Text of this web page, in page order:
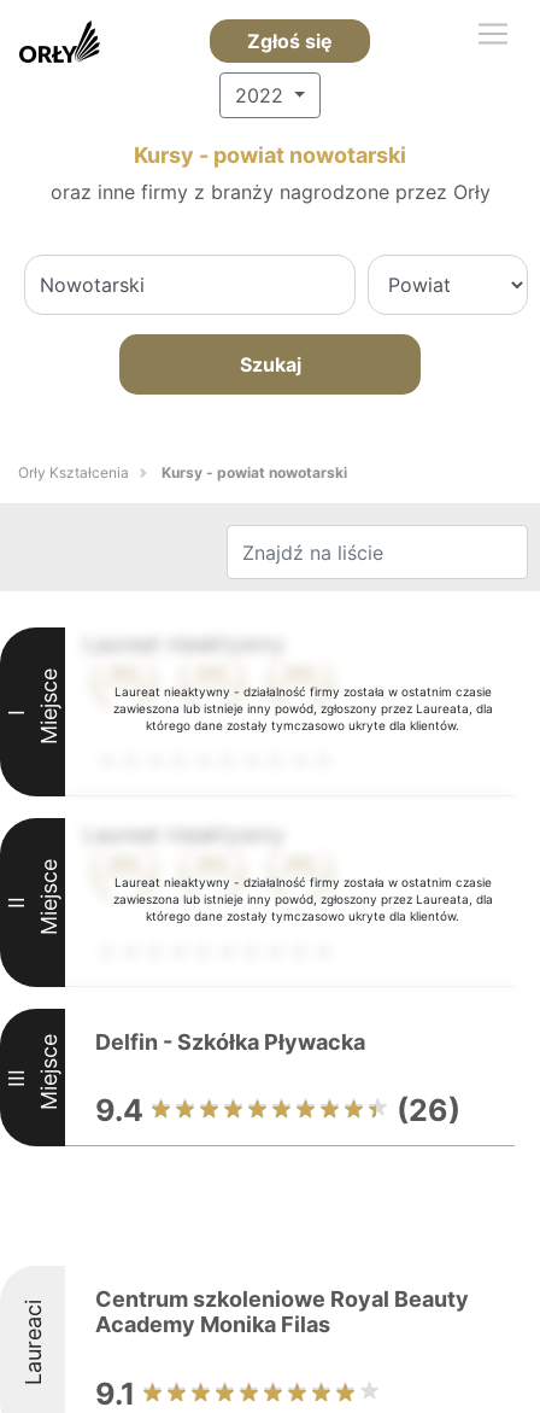
Zgłoś się
2022
Kursy - powiat nowotarski
oraz inne firmy z branży nagrodzone przez Orły
Szukaj
Orły Kształcenia Kursy - powiat nowotarski
Laureat nieaktywny - działalność firmy została w ostatnim czasie
zawieszona lub istnieje inny powód, zgłoszony przez Laureata, dla
którego dane zostały tymczasowo ukryte dla klientów.
I Miejsce
Laureat nieaktywny - działalność firmy została w ostatnim czasie
zawieszona lub istnieje inny powód, zgłoszony przez Laureata, dla
którego dane zostały tymczasowo ukryte dla klientów.
II Miejsce
III Miejsce Delfin - Szkółka Pływacka
9.4 (26)
Laureaci
Centrum szkoleniowe Royal Beauty
Academy Monika Filas
9.1